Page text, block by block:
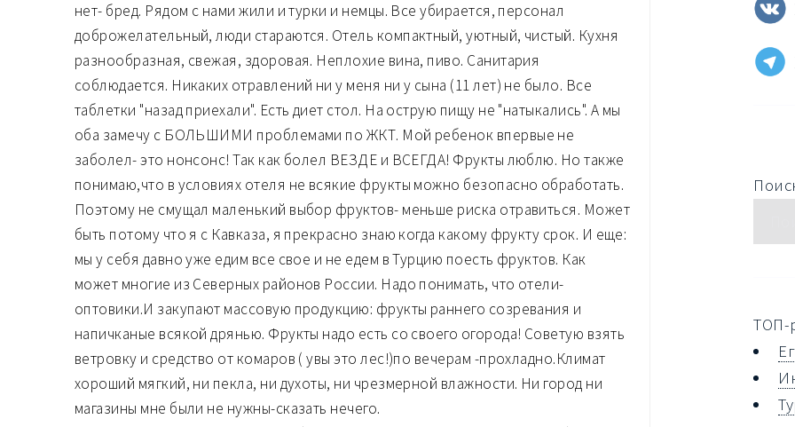
нет- бред. Рядом с нами жили и турки и немцы. Все убирается, персонал
доброжелательный, люди стараются. Отель компактный, уютный, чистый. Кухня
разнообразная, свежая, здоровая. Неплохие вина, пиво. Санитария
соблюдается. Никаких отравлений ни у меня ни у сына (11 лет) не было. Все
таблетки "назад приехали". Есть диет стол. На острую пищу не "натыкались". А мы
оба замечу с БОЛЬШИМИ проблемами по ЖКТ. Мой ребенок впервые не
заболел- это нонсонс! Так как болел ВЕЗДЕ и ВСЕГДА! Фрукты люблю. Но также
понимаю,что в условиях отеля не всякие фрукты можно безопасно обработать.
Поэтому не смущал маленький выбор фруктов- меньше риска отравиться. Может
быть потому что я с Кавказа, я прекрасно знаю когда какому фрукту срок. И еще:
мы у себя давно уже едим все свое и не едем в Турцию поесть фруктов. Как
может многие из Северных районов России. Надо понимать, что отели-
оптовики.И закупают массовую продукцию: фрукты раннего созревания и
напичканые всякой дрянью. Фрукты надо есть со своего огорода! Советую взять
ветровку и средство от комаров ( увы это лес!)по вечерам -прохладно.Климат
хороший мягкий, ни пекла, ни духоты, ни чрезмерной влажности. Ни город ни
магазины мне были не нужны-сказать нечего.
ТОП-